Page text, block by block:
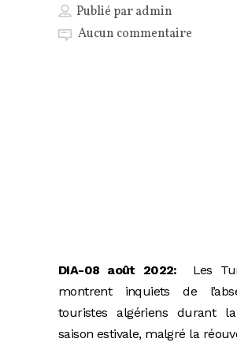
Publié paradmin
Aucun commentaire
DIA-08 août 2022:
Les
montrent inquiets de
touristes algériens durant
saison estivale, malgré la